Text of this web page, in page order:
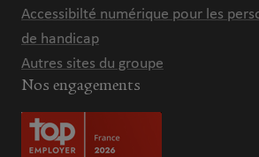
Accessibilté numérique pour les
de handicap
Autres sites du groupe
Nos engagements